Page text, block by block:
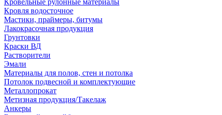
Кровельные рулонные материалы
Кровля водосточное
Мастики, праймеры, битумы
Лакокрасочная продукция
Грунтовки
Краски ВД
Растворители
Эмали
Материалы для полов, стен и потолка
Потолок подвесной и комплектующие
Металлопрокат
Метизная продукция/Такелаж
Анкеры